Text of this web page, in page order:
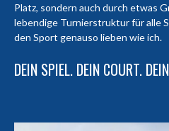
Platz, sondern auch durch etwas
lebendige Turnierstruktur für alle
den Sport genauso lieben wie ich.
DEIN SPIEL. DEIN COURT.